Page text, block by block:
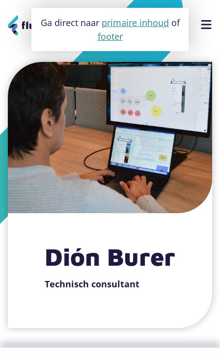
Ga direct naar primaire inhoud of
footer
Software
Apps
Websites
Cases
Contact
079 889 4151
DigiGO projecten
Dión Burer
Technisch consultant